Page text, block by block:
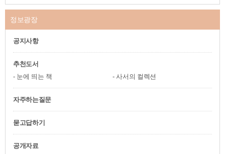
정보광장
공지사항
추천도서
눈에 띄는 책
사서의 컬렉션
자주하는질문
묻고답하기
공개자료